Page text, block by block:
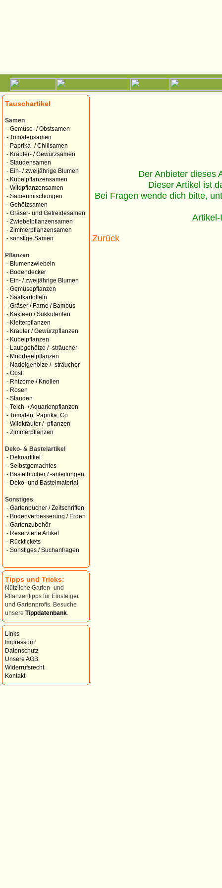
Tauschartikel
Samen
- Gemüse- / Obstsamen
- Tomatensamen
- Paprika- / Chilisamen
- Kräuter- / Gewürzsamen
- Staudensamen
- Ein- / zweijährige Blumen
- Kübelpflanzensamen
- Wildpflanzensamen
- Samenmischungen
- Gehölzsamen
- Gräser- und Getreidesamen
- Zwiebelpflanzensamen
- Zimmerpflanzensamen
- sonstige Samen
Pflanzen
- Blumenzwiebeln
- Bodendecker
- Ein- / zweijährige Blumen
- Gemüsepflanzen
- Saatkartoffeln
- Gräser / Farne / Bambus
- Kakteen / Sukkulenten
- Kletterpflanzen
- Kräuter / Gewürzpflanzen
- Kübelpflanzen
-
Laubgehölze / -sträucher
- Moorbeetpflanzen
- Nadelgehölze / -sträucher
- Obst
- Rhizome / Knollen
- Rosen
- Stauden
- Teich- / Aquarienpflanzen
- Tomaten, Paprika, Co
- Wildkräuter / -pflanzen
- Zimmerpflanzen
Deko- & Bastelartikel
- Dekoartikel
- Selbstgemachtes
- Bastelbücher / -anleitungen
- Deko- und Bastelmaterial
Sonstiges
- Gartenbücher / Zeitschriften
- Bodenverbesserung / Erden
- Gartenzubehör
- Reservierte Artikel
- Rücktickets
- Sonstiges / Suchanfragen
Tipps und Tricks:
Nützliche Garten- und
Pflanzentipps für Einsteiger
und Gartenprofis. Besuche
unsere Tippdatenbank
Links
Impressum
Datenschutz
Unsere AGB
Widerrufsrecht
Kontakt
Der Anbieter dieses
Dieser Artikel ist
Bei Fragen wende dich bitte,
Zurück